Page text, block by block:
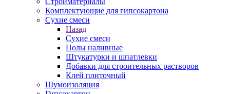
Комплектующие для гипсокартона
Сухие смеси
Назад
Сухие смеси
Полы наливные
Штукатурки и шпатлевки
Добавки для строительных растворов
Клей плиточный
Шумоизоляция